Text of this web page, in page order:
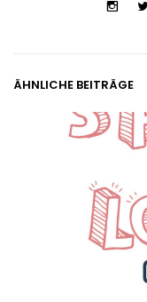
ÄHNLICHE BEITRÄGE